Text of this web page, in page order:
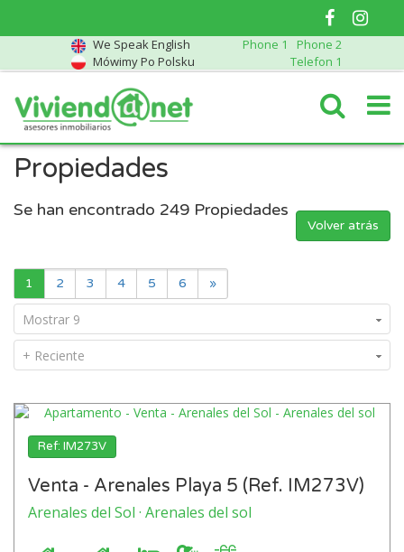
We Speak English Phone 1
Phone 2
Mówimy Po Polsku
Telefon 1
Propiedades
Se han encontrado 249 Propiedades
Volver atrás
1 2 3 4 5 6 »
Mostrar 9
+ Reciente
Ref: IM273V
Venta - Arenales Playa 5 (Ref. IM273V)
Arenales del Sol · Arenales del sol